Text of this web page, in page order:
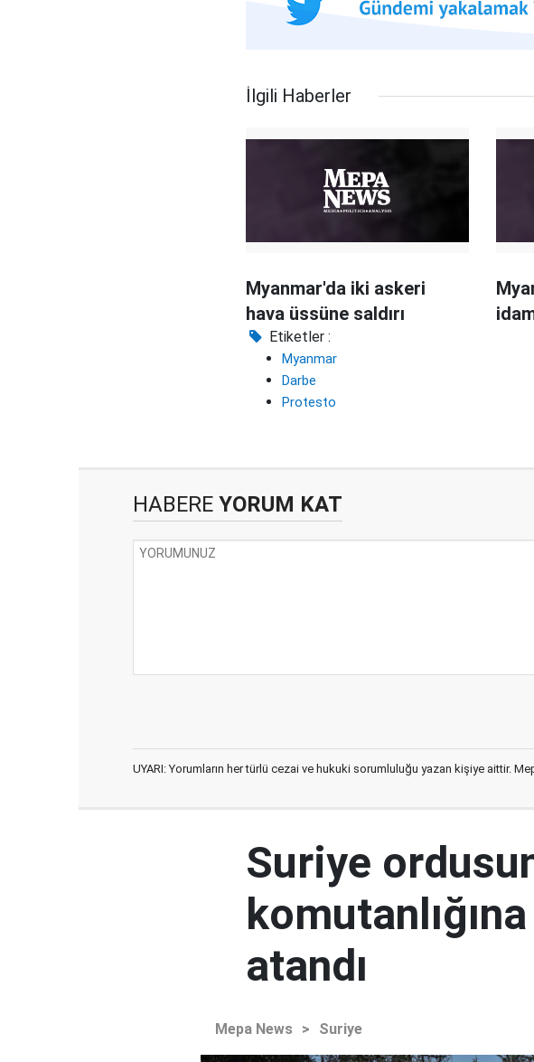
İlgili Haberler
Myanmar'da iki askeri
hava üssüne saldırı
Etiketler :
Myanmar
Darbe
Protesto
HABERE YORUM KAT
UYARI: Yorumların her türlü cezai ve hukuki sorumluluğu yazan kişiye aittir.
Suriye
atandı
Mepa News > Suriye